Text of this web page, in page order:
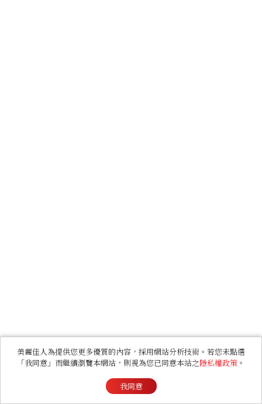
美麗佳人為提供您更多優質的內容，採用網站分析技術。若您未點選
「我同意」而繼續瀏覽本網站，則視為您已同意本站之隱私權政策 。
我同意